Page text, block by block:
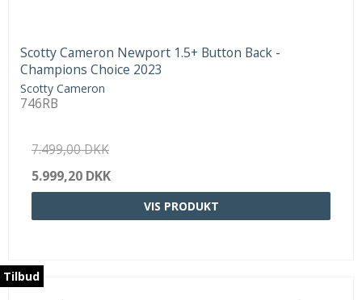
Scotty Cameron Newport 1.5+ Button Back -
Champions Choice 2023
Scotty Cameron
746RB
7.499,00 DKK
5.999,20 DKK
VIS PRODUKT
Tilbud